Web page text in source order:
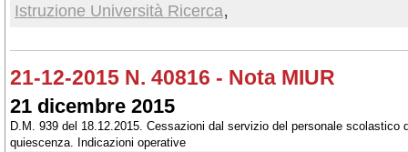
Istruzione Università Ricerca,
21-12-2015 N. 40816 - Nota MIUR
21 dicembre 2015
D.M. 939 del 18.12.2015. Cessazioni dal servizio del personale scolastico
quiescenza. Indicazioni operative